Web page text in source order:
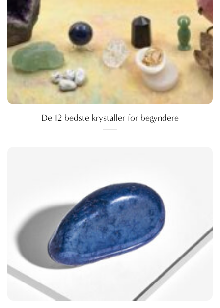
De 12 bedste krystaller for begyndere